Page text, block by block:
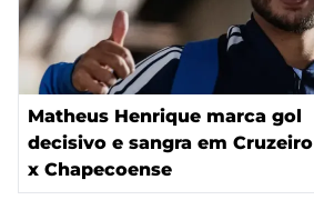
Matheus Henrique marca gol
decisivo e sangra em Cruzeiro
x Chapecoense